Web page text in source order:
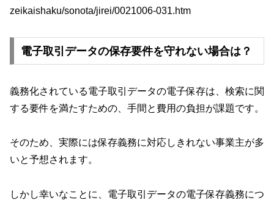
zeikaishaku/sonota/jirei/0021006-031.htm
電子取引データの保存要件を守れない場合は？
義務化されている電子取引データの電子保存は、検索に関
する要件を満たすための、手間と費用の負担が課題です。
そのため、実際には保存義務に対応しきれない事業主が多
いと予想されます。
しかし幸いなことに、電子取引データの電子保存義務につ